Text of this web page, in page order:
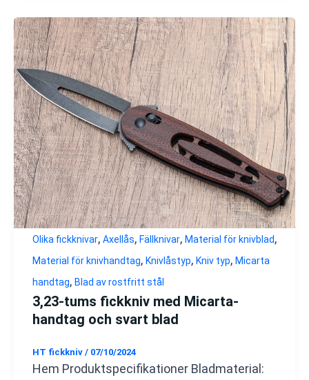
Olika fickknivar, Axellås, Fällknivar, Material för knivblad,
Material för knivhandtag, Knivlåstyp, Kniv typ, Micarta
handtag, Blad av rostfritt stål
3,23-tums fickkniv med Micarta-
handtag och svart blad
HT fickkniv / 07/10/2024
Hem Produktspecifikationer Bladmaterial: